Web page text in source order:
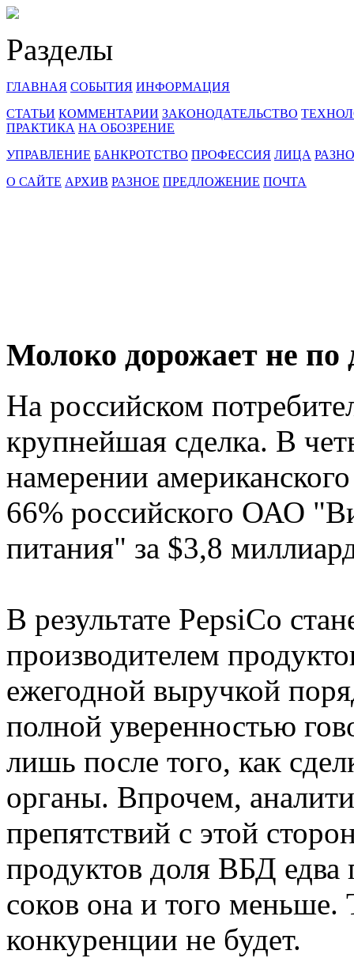
Разделы
ГЛАВНАЯ СОБЫТИЯ ИНФОРМАЦИЯ
СТАТЬИ КОММЕНТАРИИ ЗАКОНОДАТЕЛЬСТВО
ПРАКТИКА НА ОБОЗРЕНИЕ
УПРАВЛЕНИЕ БАНКРОТСТВО ПРОФЕССИЯ ЛИЦА
О САЙТЕ АРХИВ РАЗНОЕ ПРЕДЛОЖЕНИЕ ПОЧТА
Молоко дорожает не по
На российском
крупнейшая сделка. В
намерении
66% российского ОАО
питания" за $3,8
В результате PepsiCo
производителем
ежегодной выручкой
полной уверенностью
лишь после того, как
органы. Впрочем,
препятствий с этой
продуктов доля ВБД
соков она и того меньше.
конкуренции не будет.